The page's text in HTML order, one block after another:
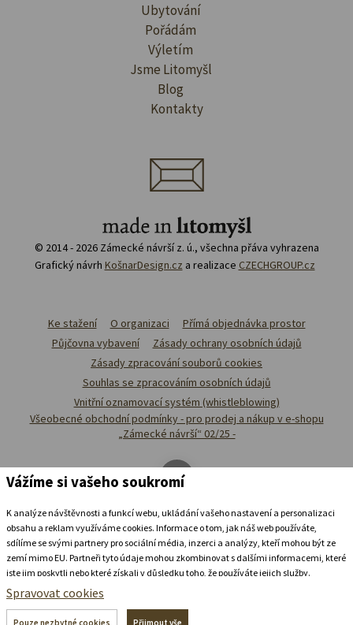
Ubytovat se v
Ubytování
Pořádám
Výletím
Jsme Litomyšl
Blog
Kontakty
© 2014 - 2026 Zámecké návrší z. ú., všechna přáva vyhrazena
Grafický návrh KošnarDesign.cz a realizace CZECHGROUP.cz
Ke stažení O organizaci
Přímá objednávka prostor
Půjčovna vybavení
Zásady ochrany osobních údajů
Zásady zpracování souborů cookies
Souhlas se zpracováním osobních údajů
Vnitřní oznamovací systém (whistleblowing)
Všeobecné obchodní podmínky - pro prodej a nákup v e-shopu
„Zámecké návrší“ 02/25 -
Vážíme si vašeho soukromí
K analýze návštěvnosti a funkcí webu, ukládání vašeho nastavení a personalizaci
obsahu a reklam využíváme cookies. Informace o tom, jak náš web používáte,
sdílíme se svými partnery pro sociální média, inzerci a analýzy, kteří mohou být ze
zemí mimo EU. Partneři tyto údaje mohou zkombinovat s dalšími informacemi, které
jste jim poskytli nebo které získali v důsledku toho, že používáte jejich služby.
Podrobné informace
Spravovat cookies
Pouze nezbytné cookies Přijmout vše